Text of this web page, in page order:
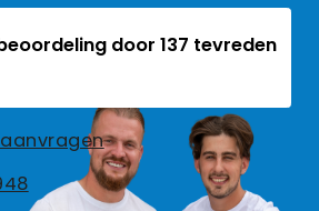
beoordeling door 137 tevreden